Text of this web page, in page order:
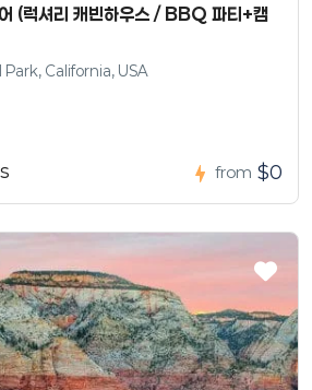
(럭셔리 캐빈하우스 / BBQ 파티+캠
California, USA
from $0